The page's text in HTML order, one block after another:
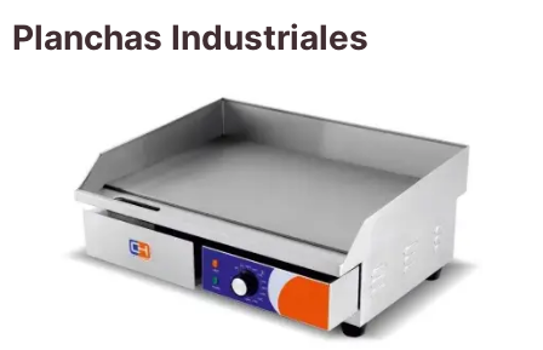
Planchas Industriales